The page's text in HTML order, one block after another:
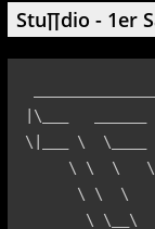
Stu∏dio - 1er
|\___
\|___ \
\ \  \
\ \  \
\ \__\